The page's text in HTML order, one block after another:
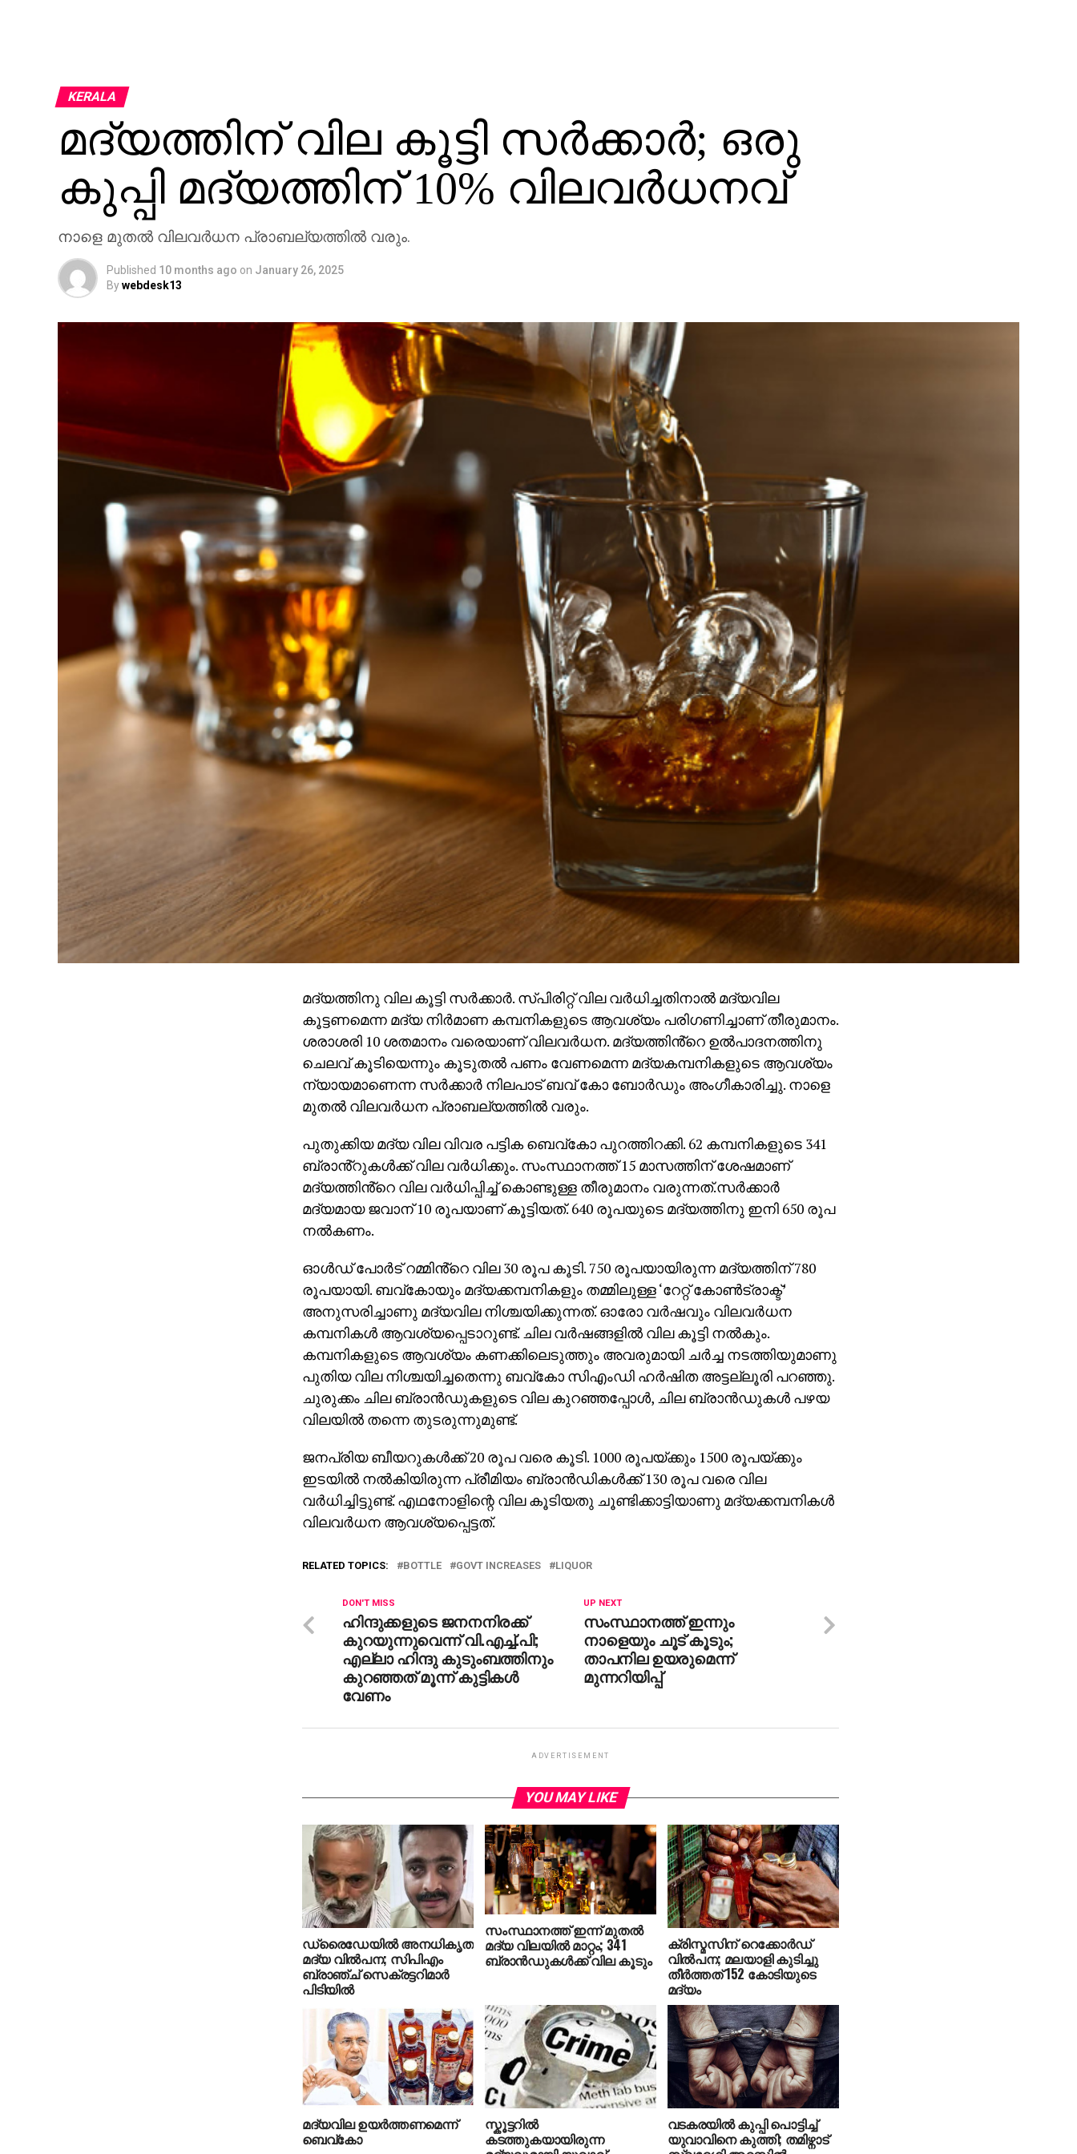
KERALA
മദ്യത്തിന് വില കൂട്ടി സർക്കാർ; ഒരു
കുപ്പി മദ്യത്തിന് 10% വിലവർധനവ്
നാളെ മുതൽ വിലവർധന പ്രാബല്യത്തിൽ വരും.
Published 10 months ago on January 26, 2025
Bywebdesk13
മദ്യത്തിനു വില കൂട്ടി സർക്കാർ. സ്പിരിറ്റ് വില വർധിച്ചതിനാൽ മദ്യവില
കൂട്ടണമെന്ന മദ്യ നിര്‍മാണ കമ്പനികളുടെ ആവശ്യം പരിഗണിച്ചാണ് തീരുമാനം.
ശരാശരി 10 ശതമാനം വരെയാണ് വിലവർധന. മദ്യത്തിൻ്റെ ഉൽപാദനത്തിനു
ചെലവ് കൂടിയെന്നും കൂടുതൽ പണം വേണമെന്ന മദ്യകമ്പനികളുടെ ആവശ്യം
ന്യായമാണെന്ന സർക്കാർ നിലപാട് ബവ് കോ ബോർഡും അംഗീകാരിച്ചു. നാളെ
മുതൽ വിലവർധന പ്രാബല്യത്തിൽ വരും.
പുതുക്കിയ മദ്യ വില വിവര പട്ടിക ബെവ്കോ പുറത്തിറക്കി. 62 കമ്പനികളുടെ 341
ബ്രാൻ്റുകൾക്ക് വില വർധിക്കും. സംസ്ഥാനത്ത് 15 മാസത്തിന് ശേഷമാണ്
മദ്യത്തിൻ്റെ വില വർധിപ്പിച്ച് കൊണ്ടുള്ള തീരുമാനം വരുന്നത്.സർക്കാർ
മദ്യമായ ജവാന് 10 രൂപയാണ് കൂട്ടിയത്. 640 രൂപയുടെ മദ്യത്തിനു ഇനി 650 രൂപ
നൽകണം.
ഓൾഡ് പോർട് റമ്മിൻ്റെ വില 30 രൂപ കൂടി. 750 രൂപയായിരുന്ന മദ്യത്തിന് 780
രൂപയായി. ബവ്കോയും മദ്യക്കമ്പനികളും തമ്മിലുള്ള ‘റേറ്റ് കോൺട്രാക്ട്’
അനുസരിച്ചാണു മദ്യവില നിശ്ചയിക്കുന്നത്. ഓരോ വർഷവും വിലവർധന
കമ്പനികൾ ആവശ്യപ്പെടാറുണ്ട്. ചില വർഷങ്ങളിൽ വില കൂട്ടി നൽകും.
കമ്പനികളുടെ ആവശ്യം കണക്കിലെടുത്തും അവരുമായി ചർച്ച നടത്തിയുമാണു
പുതിയ വില നിശ്ചയിച്ചതെന്നു ബവ്കോ സിഎംഡി ഹർഷിത അട്ടല്ലൂരി പറഞ്ഞു.
ചുരുക്കം ചില ബ്രാൻഡുകളുടെ വില കുറഞ്ഞപ്പോൾ, ചില ബ്രാൻഡുകൾ പഴയ
വിലയിൽ തന്നെ തുടരുന്നുമുണ്ട്.
ജനപ്രിയ ബീയറുകൾക്ക് 20 രൂപ വരെ കൂടി. 1000 രൂപയ്ക്കും 1500 രൂപയ്ക്കും
ഇടയിൽ നല്‍കിയിരുന്ന പ്രീമിയം ബ്രാൻഡികൾക്ക് 130 രൂപ വരെ വില
വർധിച്ചിട്ടുണ്ട്. എഥനോളിന്റെ വില കൂടിയതു ചൂണ്ടിക്കാട്ടിയാണു മദ്യക്കമ്പനികൾ
വിലവർധന ആവശ്യപ്പെട്ടത്.
RELATED TOPICS: BOTTLE GOVT INCREASES LIQUOR
UP NEXT
സംസ്ഥാനത്ത് ഇന്നും
നാളെയും ചൂട് കൂടും;
താപനില ഉയരുമെന്ന്
മുന്നറിയിപ്പ്
DON'T MISS
ഹിന്ദുക്കളുടെ ജനനനിരക്ക്
കുറയുന്നുവെന്ന് വി.എച്ച്.പി;
എല്ലാ ഹിന്ദു കുടുംബത്തിനും
കുറഞ്ഞത് മൂന്ന് കുട്ടികൾ
വേണം
ADVERTISEMENT
YOU MAY LIKE
ഡ്രൈഡേയില്‍ അനധികൃത
മദ്യ വില്‍പന; സിപിഎം
ബ്രാഞ്ച് സെക്രട്ടറിമാര്‍
പിടിയില്‍
സംസ്ഥാനത്ത് ഇന്ന് മുതല്‍
മദ്യ വിലയില്‍ മാറ്റം; 341
ബ്രാന്‍ഡുകള്‍ക്ക് വില കൂടും
ക്രിസ്മസിന് റെക്കോർഡ്
വിൽപന; മലയാളി കുടിച്ചു
തീർത്തത് 152 കോടിയുടെ
മദ്യം
മദ്യവില ഉയര്‍ത്തണമെന്ന്
ബെവ്‌കോ
സ്കൂട്ടറിൽ
കടത്തുകയായിരുന്ന
വടകരയിൽ കുപ്പി പൊട്ടിച്ച്
യുവാവിനെ കുത്തി; തമിഴ്നാട്